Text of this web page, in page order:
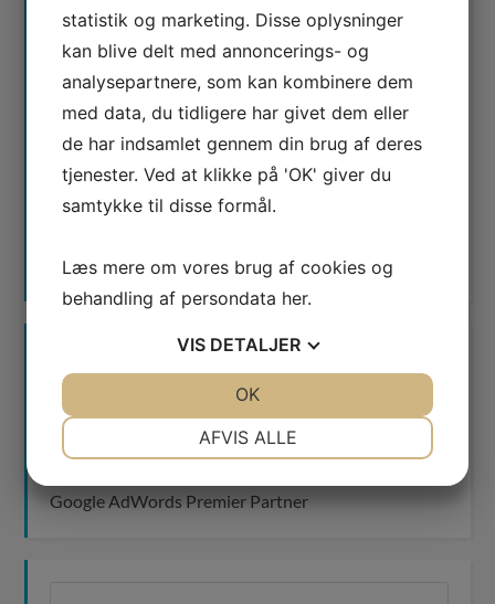
Jeg er ikke en robot
Google AdWords Premier Partner
statistik og marketing. Disse oplysninger
kan blive delt med annoncerings- og
analysepartnere, som kan kombinere dem
med data, du tidligere har givet dem eller
de har indsamlet gennem din brug af deres
tjenester. Ved at klikke på 'OK' giver du
samtykke til disse formål.
Læs mere om vores brug af cookies og
behandling af persondata her.
VIS DETALJER
MARKETING STATISTIK
AFVIS ALLE
OK